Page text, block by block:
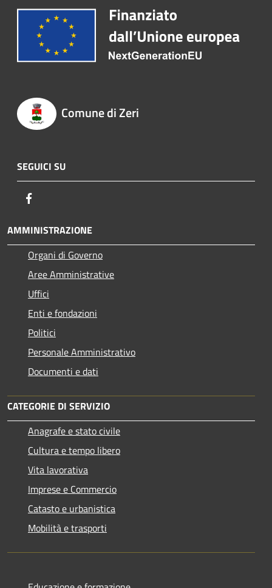
Comune di Zeri
SEGUICI SU
AMMINISTRAZIONE
Organi di Governo
Aree Amministrative
Uffici
Enti e fondazioni
Politici
Personale Amministrativo
Documenti e dati
CATEGORIE DI SERVIZIO
Anagrafe e stato civile
Cultura e tempo libero
Vita lavorativa
Imprese e Commercio
Catasto e urbanistica
Mobilità e trasporti